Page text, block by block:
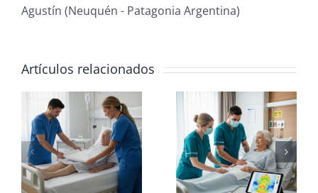
Agustín (Neuquén - Patagonia Argentina)
Artículos relacionados
Nutrición:
El Pilar
indispensable
en
El Mito de
la